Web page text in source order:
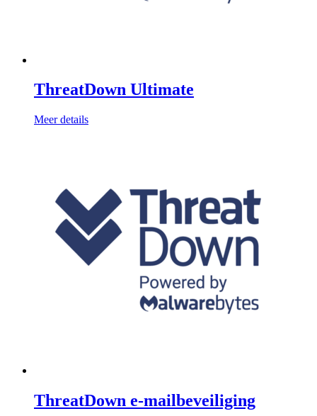
ThreatDown Ultimate
Meer details
ThreatDown e-mailbeveiliging